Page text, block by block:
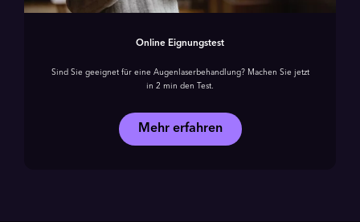
Online Eignungstest
Sind Sie geeignet für eine Augenlaser­behandlung? Machen Sie jetzt
in 2 min den Test.
Mehr erfahren